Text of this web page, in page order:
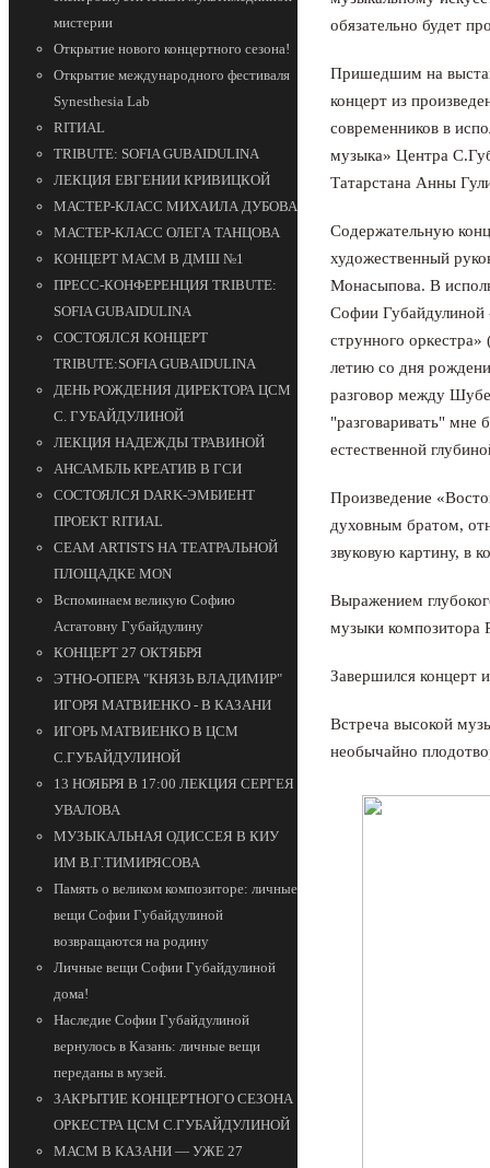
мистерии
Открытие нового концертного сезона!
Открытие международного фестиваля
Synesthesia Lab
RITИAL
TRIBUTE: SOFIA GUBAIDULINA
ЛЕКЦИЯ ЕВГЕНИИ КРИВИЦКОЙ
МАСТЕР-КЛАСС МИХАИЛА ДУБОВА
МАСТЕР-КЛАСС ОЛЕГА ТАНЦОВА
КОНЦЕРТ МАСМ В ДМШ №1
ПРЕСС-КОНФЕРЕНЦИЯ TRIBUTE:
SOFIA GUBAIDULINA
СОСТОЯЛСЯ КОНЦЕРТ
TRIBUTE:SOFIA GUBAIDULINA
ДЕНЬ РОЖДЕНИЯ ДИРЕКТОРА ЦСМ
С. ГУБАЙДУЛИНОЙ
ЛЕКЦИЯ НАДЕЖДЫ ТРАВИНОЙ
АНСАМБЛЬ КРЕАТИВ В ГСИ
СОСТОЯЛСЯ DARK-ЭМБИЕНТ
ПРОЕКТ RITИAL
СЕАМ ARTISTS НА ТЕАТРАЛЬНОЙ
ПЛОЩАДКЕ MON
Вспоминаем великую Софию
Асгатовну Губайдулину
КОНЦЕРТ 27 ОКТЯБРЯ
ЭТНО-ОПЕРА "КНЯЗЬ ВЛАДИМИР"
ИГОРЯ МАТВИЕНКО - В КАЗАНИ
ИГОРЬ МАТВИЕНКО В ЦСМ
С.ГУБАЙДУЛИНОЙ
13 НОЯБРЯ В 17:00 ЛЕКЦИЯ СЕРГЕЯ
УВАЛОВА
МУЗЫКАЛЬНАЯ ОДИССЕЯ В КИУ
ИМ В.Г.ТИМИРЯСОВА
Память о великом композиторе: личные
вещи Софии Губайдулиной
возвращаются на родину
Личные вещи Софии Губайдулиной
дома!
Наследие Софии Губайдулиной
вернулось в Казань: личные вещи
переданы в музей.
ЗАКРЫТИЕ КОНЦЕРТНОГО СЕЗОНА
ОРКЕСТРА ЦСМ С.ГУБАЙДУЛИНОЙ
МАСМ В КАЗАНИ — УЖЕ 27
обязательно будет
Пришедшим на
концерт из
современников в
музыка» Центра
Татарстана Анны
Содержательную
художественный
Монасыпова. В
Софии Губайдулиной
струнного
летию со дня
разговор между
"разговаривать" мне
естественной
Произведение
духовным братом,
звуковую картину, в
Выражением
музыки композитора
Завершился концерт
Встреча высокой
необычайно